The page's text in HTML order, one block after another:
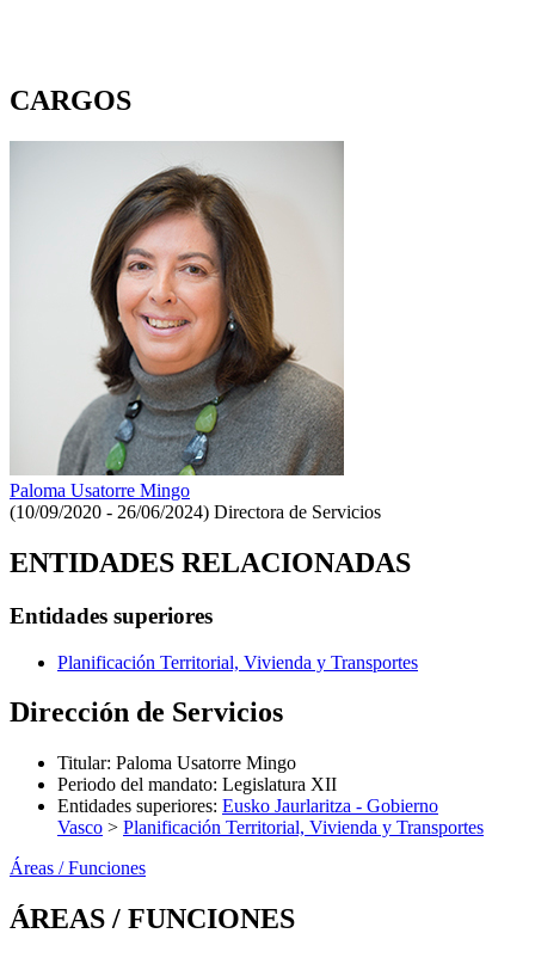
CARGOS
Paloma Usatorre Mingo
(10/09/2020 - 26/06/2024) Directora de Servicios
ENTIDADES RELACIONADAS
Entidades superiores
Planificación Territorial, Vivienda y Transportes
Dirección de Servicios
Titular: Paloma Usatorre Mingo
Periodo del mandato: Legislatura XII
Entidades superiores: Eusko Jaurlaritza - Gobierno
Vasco > Planificación Territorial, Vivienda y Transportes
Áreas / Funciones
ÁREAS / FUNCIONES